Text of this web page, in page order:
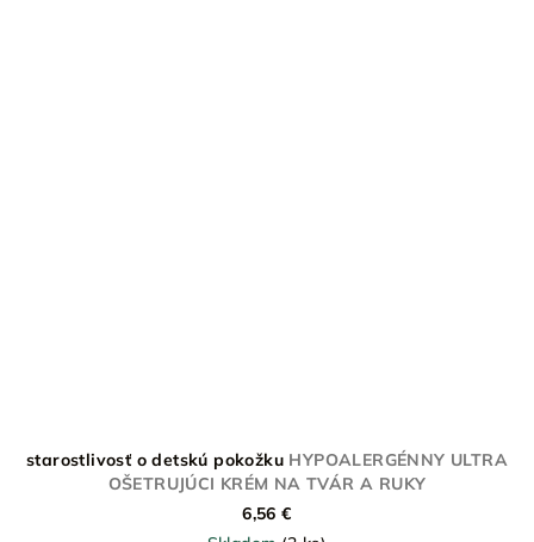
starostlivosť o detskú pokožku HYPOALERGÉNNY ULTRA
OŠETRUJÚCI KRÉM NA TVÁR A RUKY
6,56 €